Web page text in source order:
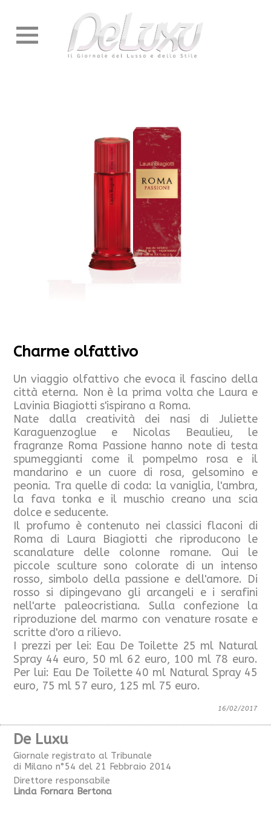
Charme olfattivo
Un viaggio olfattivo che evoca il fascino della
città eterna. Non è la prima volta che Laura e
Lavinia Biagiotti s'ispirano a Roma.
Nate dalla creatività dei nasi di Juliette
Karaguenzoglue e Nicolas Beaulieu, le
fragranze Roma Passione hanno note di testa
spumeggianti come il pompelmo rosa e il
mandarino e un cuore di rosa, gelsomino e
peonia. Tra quelle di coda: la vaniglia, l'ambra,
la fava tonka e il muschio creano una scia
dolce e seducente.
Il profumo è contenuto nei classici flaconi di
Roma di Laura Biagiotti che riproducono le
scanalature delle colonne romane. Qui le
piccole sculture sono colorate di un intenso
rosso, simbolo della passione e dell'amore. Di
rosso si dipingevano gli arcangeli e i serafini
nell'arte paleocristiana. Sulla confezione la
riproduzione del marmo con venature rosate e
scritte d'oro a rilievo.
I prezzi per lei: Eau De Toilette 25 ml Natural
Spray 44 euro, 50 ml 62 euro, 100 ml 78 euro.
Per lui: Eau De Toilette 40 ml Natural Spray 45
euro, 75 ml 57 euro, 125 ml 75 euro.
16/02/2017
De Luxu
Giornale registrato al Tribunale
di Milano n°54 del 21 Febbraio 2014
Direttore responsabile
Linda Fornara Bertona